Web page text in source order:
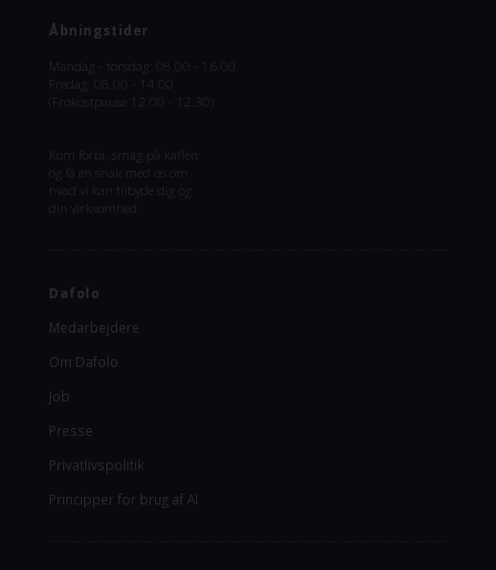
Åbningstider
Mandag - torsdag: 08.00 - 16.00
Fredag: 08.00 - 14.00
(Frokostpause 12.00 - 12.30)
Kom forbi, smag på kaffen
og få en snak med os om
hvad vi kan tilbyde dig og
din virksomhed.
Dafolo
Medarbejdere
Om Dafolo
Job
Presse
Privatlivspolitik
Principper for brug af AI